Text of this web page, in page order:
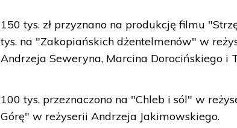
150 tys. zł przyznano na produkcję filmu
tys. na "Zakopiańskich dżentelmenów" w
Andrzeja Seweryna, Marcina Dorocińskiego i
100 tys. przeznaczono na "Chleb i sól" w
Górę" w reżyserii Andrzeja Jakimowskiego.